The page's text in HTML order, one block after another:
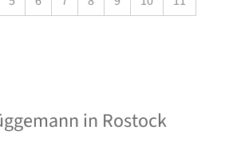
in Rostock